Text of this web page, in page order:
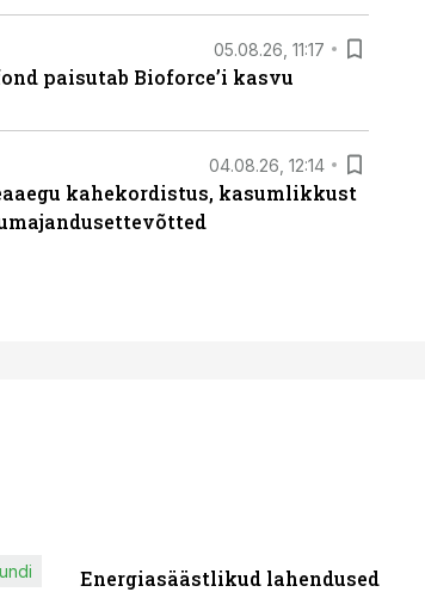
05.08.26, 11:17
paisutab Bioforce’i kasvu
04.08.26, 12:14
kahekordistus, kasumlikkust
Energiasäästlikud lahendused